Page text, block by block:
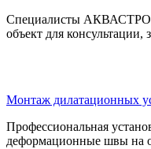
Специалисты
объект для консультации,
Монтаж дилатационных
Профессиональная
деформационные швы на